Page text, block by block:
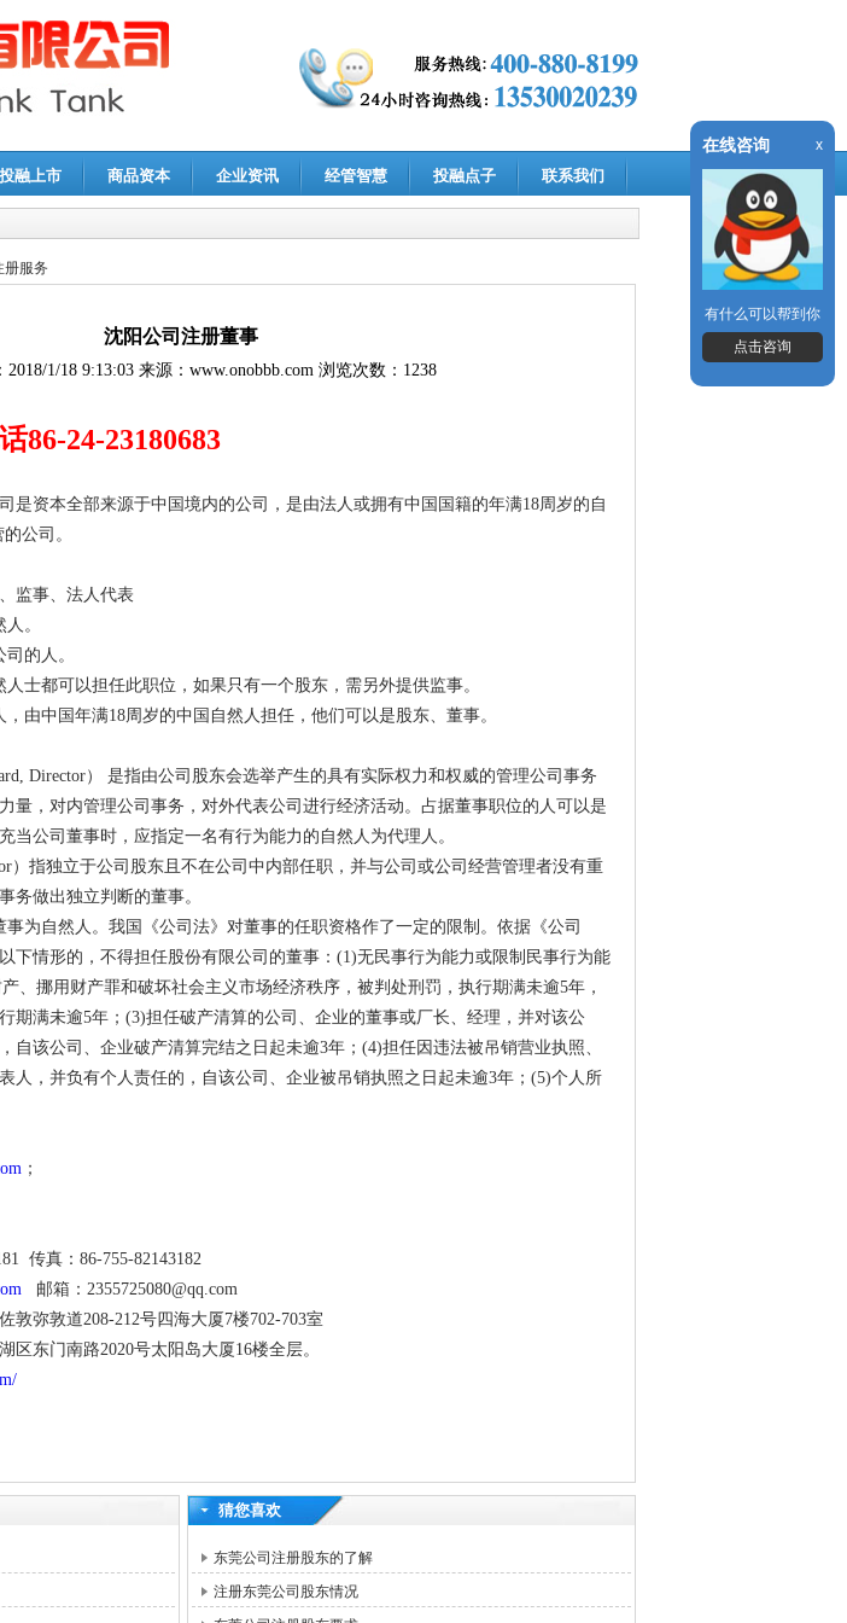
投融上市 商品资本 企业资讯 经管智慧 投融点子 联系我们
册服务
沈阳公司注册董事
2018/1/18 9:13:03 来源： www.onobbb.com 浏览次数：1238
86-24-23180683
是资本全部来源于中国境内的公司，是由法人或拥有中国国籍的年满18周岁的自
公司。
监事、法人代表
。
的人。
士都可以担任此职位，如果只有一个股东，需另外提供监事。
由中国年满18周岁的中国自然人担任，他们可以是股东、董事。
Director） 是指由公司股东会选举产生的具有实际权力和权威的管理公司事务
量，对内管理公司事务，对外代表公司进行经济活动。占据董事职位的人可以是
当公司董事时，应指定一名有行为能力的自然人为代理人。
）指独立于公司股东且不在公司中内部任职，并与公司或公司经营管理者没有重
务做出独立判断的董事。
为自然人。我国《公司法》对董事的任职资格作了一定的限制。依据《公司
下情形的，不得担任股份有限公司的董事：(1)无民事行为能力或限制民事行为能
、挪用财产罪和破坏社会主义市场经济秩序，被判处刑罚，执行期满未逾5年，
期满未逾5年；(3)担任破产清算的公司、企业的董事或厂长、经理，并对该公
自该公司、企业破产清算完结之日起未逾3年；(4)担任因违法被吊销营业执照、
人，并负有个人责任的，自该公司、企业被吊销执照之日起未逾3年；(5)个人所
；
传真：86-755-82143182
邮箱：2355725080@qq.com
敦弥敦道208-212号四海大厦7楼702-703室
区东门南路2020号太阳岛大厦16楼全层。
猜您喜欢
东莞公司注册股东的了解
注册东莞公司股东情况
在线咨询 x
有什么可以帮到你
点击咨询